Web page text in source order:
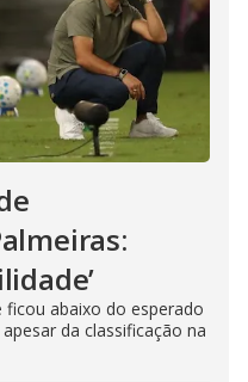
ficou abaixo do esperado
da classificação na